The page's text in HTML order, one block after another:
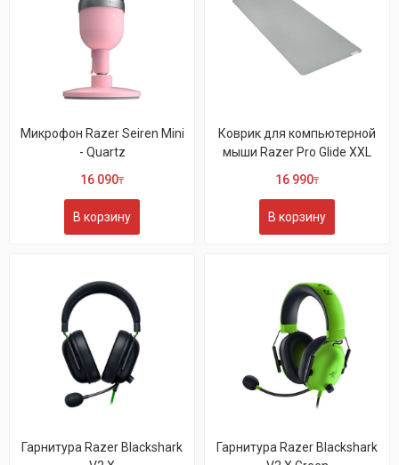
Микрофон Razer Seiren Mini
- Quartz
16 090₸
В корзину
Коврик для компьютерной
мыши Razer Pro Glide XXL
16 990₸
В корзину
Гарнитура Razer Blackshark
Гарнитура Razer Blackshark